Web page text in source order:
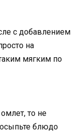
с добавлением
на
мягким по
то не
блюдо